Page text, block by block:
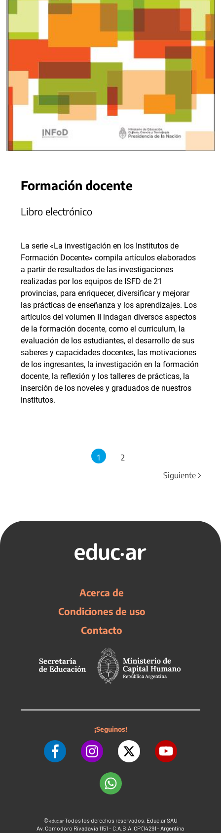
Formación docente
Libro electrónico
La serie «La investigación en los Institutos de
Formación Docente» compila artículos elaborados
a partir de resultados de las investigaciones
realizadas por los equipos de ISFD de 21
provincias, para enriquecer, diversificar y mejorar
las prácticas de enseñanza y los aprendizajes. Los
artículos del volumen II indagan diversos aspectos
de la formación docente, como el curriculum, la
evaluación de los estudiantes, el desarrollo de sus
saberes y capacidades docentes, las motivaciones
de los ingresantes, la investigación en la formación
docente, la reflexión y los talleres de prácticas, la
inserción de los noveles y graduados de nuestros
institutos.
1
2
Siguiente
Acerca de
Condiciones de uso
Contacto
¡Seguinos!
©educ.arTodos los derechos reservados. Educ.ar SAU
Av. Comodoro Rivadavia 1151 - C.A.B.A. CP (1429) - Argentina